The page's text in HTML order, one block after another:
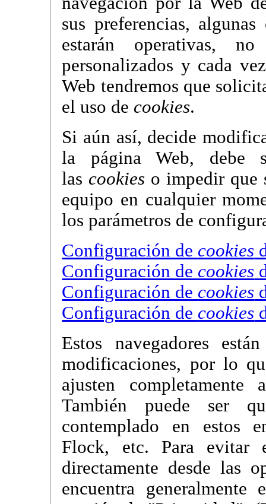
sus preferencias,
estarán operativas,
personalizados y cada
Web tendremos que
el uso de cookies.
Si aún así, decide
la página Web, debe
las cookies o impedir que
equipo en cualquier
los parámetros de
Configuración de cookies
Configuración de cookies
Configuración de cookies
Configuración de cookies
Estos navegadores
modificaciones, por lo
ajusten
También puede ser
contemplado en estos
Flock, etc. Para evitar
directamente desde las
encuentra